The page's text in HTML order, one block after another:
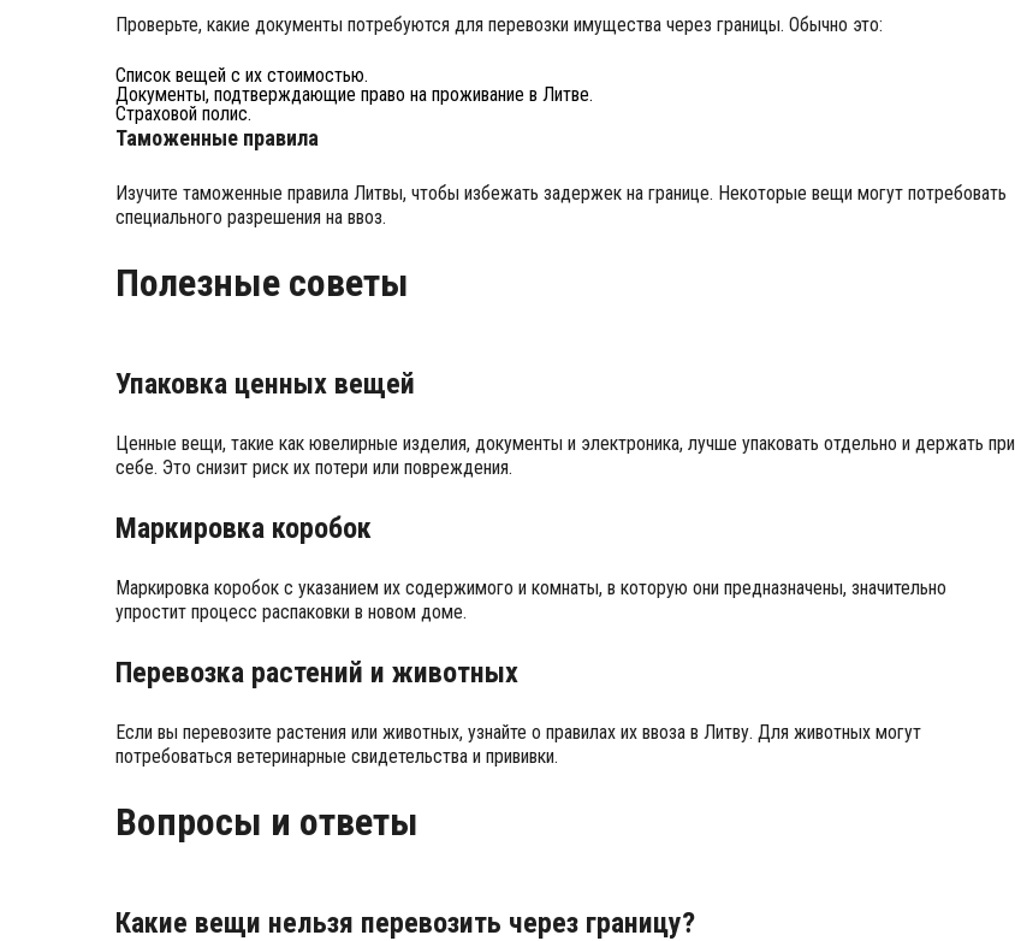
Проверьте, какие документы потребуются для перевозки имущества через границы. Обычно это:
Список вещей с их стоимостью.
Документы, подтверждающие право на проживание в Литве.
Страховой полис.
Таможенные правила
Изучите таможенные правила Литвы, чтобы избежать задержек на границе. Некоторые вещи могут потребовать
специального разрешения на ввоз.
Полезные советы
Упаковка ценных вещей
Ценные вещи, такие как ювелирные изделия, документы и электроника, лучше упаковать отдельно и держать при
себе. Это снизит риск их потери или повреждения.
Маркировка коробок
Маркировка коробок с указанием их содержимого и комнаты, в которую они предназначены, значительно
упростит процесс распаковки в новом доме.
Перевозка растений и животных
Если вы перевозите растения или животных, узнайте о правилах их ввоза в Литву. Для животных могут
потребоваться ветеринарные свидетельства и прививки.
Вопросы и ответы
Какие вещи нельзя перевозить через границу?